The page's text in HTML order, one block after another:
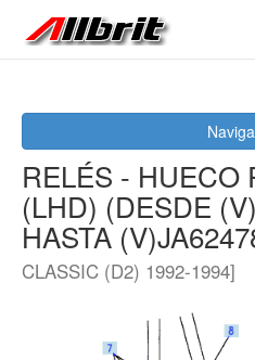
RELÉS - HUECO
(LHD) (DESDE
HASTA
CLASSIC (D2) 1992-1994]